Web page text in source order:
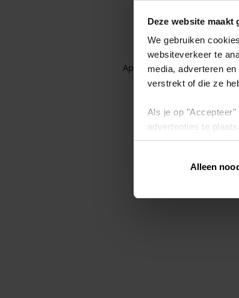
Deze website maakt
We gebruiken
websiteverkeer te
media, adverteren
verstrekt of die ze
Als je op
advertenties te
Via "Cookie
intrekken op ons
Alleen
Application error: a client-